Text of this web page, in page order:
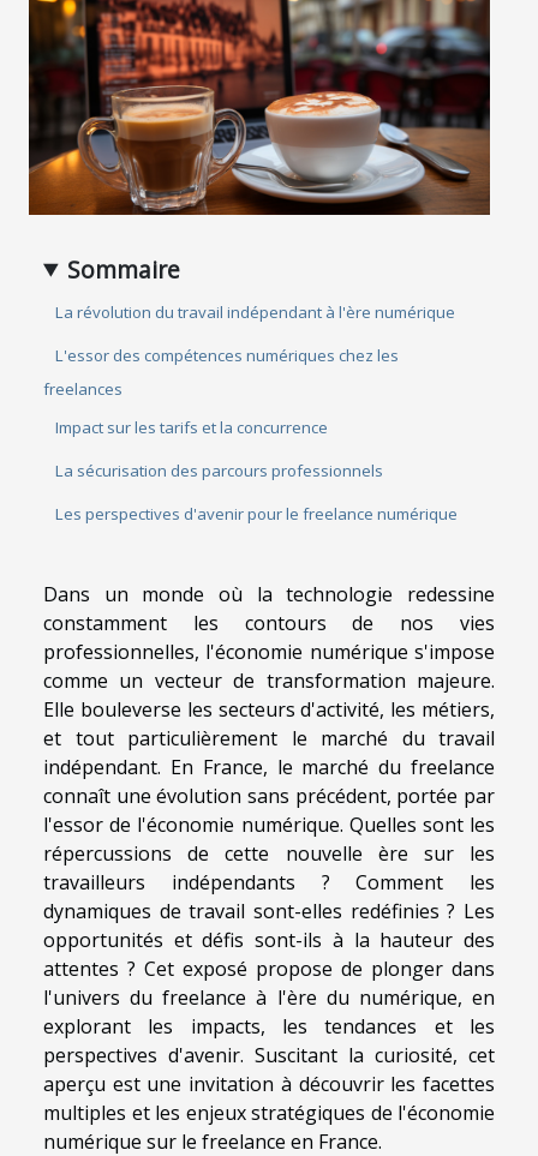
Sommaire
La révolution du travail indépendant à l'ère numérique
L'essor des compétences numériques chez les
freelances
Impact sur les tarifs et la concurrence
La sécurisation des parcours professionnels
Les perspectives d'avenir pour le freelance numérique
Dans un monde où la technologie redessine
constamment les contours de nos vies
professionnelles, l'économie numérique s'impose
comme un vecteur de transformation majeure.
Elle bouleverse les secteurs d'activité, les métiers,
et tout particulièrement le marché du travail
indépendant. En France, le marché du freelance
connaît une évolution sans précédent, portée par
l'essor de l'économie numérique. Quelles sont les
répercussions de cette nouvelle ère sur les
travailleurs indépendants ? Comment les
dynamiques de travail sont-elles redéfinies ? Les
opportunités et défis sont-ils à la hauteur des
attentes ? Cet exposé propose de plonger dans
l'univers du freelance à l'ère du numérique, en
explorant les impacts, les tendances et les
perspectives d'avenir. Suscitant la curiosité, cet
aperçu est une invitation à découvrir les facettes
multiples et les enjeux stratégiques de l'économie
numérique sur le freelance en France.